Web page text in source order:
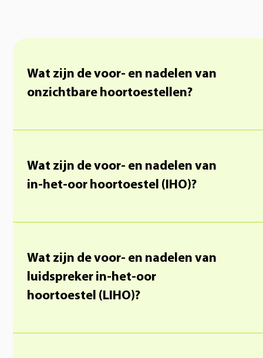
Wat zijn de voor- en nadelen van
onzichtbare hoortoestellen?
Wat zijn de voor- en nadelen van
in-het-oor hoortoestel (IHO)?
Wat zijn de voor- en nadelen van
luidspreker in-het-oor
hoortoestel (LIHO)?